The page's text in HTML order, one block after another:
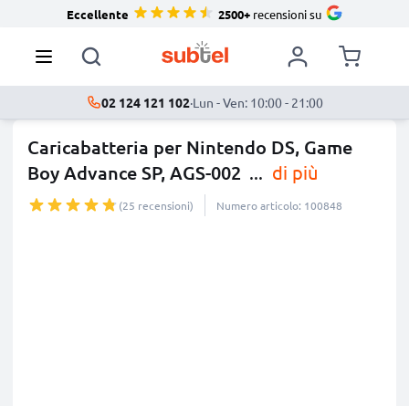
Eccellente 2500+recensioni su
02 124 121 102·Lun - Ven: 10:00 - 21:00
Caricabatteria per Nintendo DS, Game
Boy Advance SP, AGS-002 ... di più
(25 recensioni) Numero articolo: 100848